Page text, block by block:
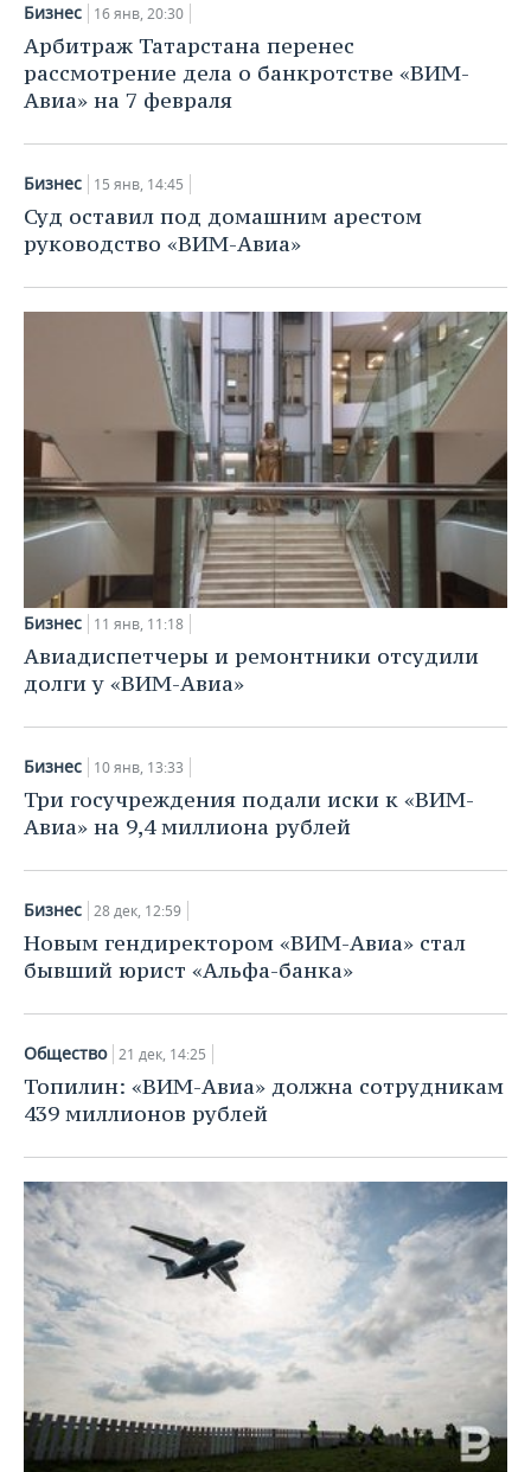
Бизнес 16 янв, 20:30
Арбитраж Татарстана перенес
рассмотрение дела о банкротстве «ВИМ-
Авиа» на 7 февраля
Бизнес 15 янв, 14:45
Суд оставил под домашним арестом
руководство «ВИМ-Авиа»
Бизнес 11 янв, 11:18
Авиадиспетчеры и ремонтники отсудили
долги у «ВИМ-Авиа»
Бизнес 10 янв, 13:33
Три госучреждения подали иски к «ВИМ-
Авиа» на 9,4 миллиона рублей
Бизнес 28 дек, 12:59
Новым гендиректором «ВИМ-Авиа» стал
бывший юрист «Альфа-банка»
Общество 21 дек, 14:25
Топилин: «ВИМ-Авиа» должна сотрудникам
439 миллионов рублей